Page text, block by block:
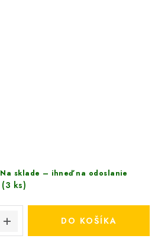
Na sklade – ihneď na odoslanie
(3 ks)
DO KOŠÍKA